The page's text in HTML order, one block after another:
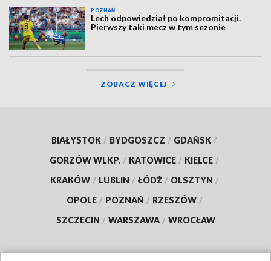
POZNAŃ
Lech odpowiedział po kompromitacji.
Pierwszy taki mecz w tym sezonie
ZOBACZ WIĘCEJ
BIAŁYSTOK / BYDGOSZCZ / GDAŃSK /
GORZÓW WLKP. / KATOWICE / KIELCE /
KRAKÓW / LUBLIN / ŁÓDŹ / OLSZTYN /
OPOLE / POZNAŃ / RZESZÓW /
SZCZECIN / WARSZAWA / WROCŁAW